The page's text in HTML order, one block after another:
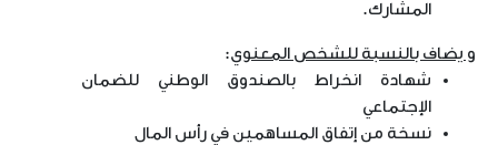
المشارك.
و يضاف بالنسبة للشخص المعنوي:
شهادة انخراط بالصندوق الوطني للضمان
الإجتماعي
نسخة من إتفاق المساهمين في رأس المال